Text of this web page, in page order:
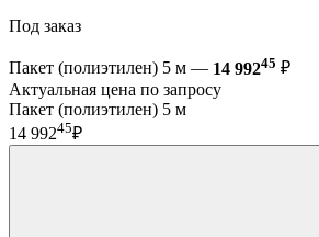
Под заказ
Пакет (полиэтилен) 5 м — 14 99245 ₽
Актуальная цена по запросу
Пакет (полиэтилен) 5 м
14 99245₽